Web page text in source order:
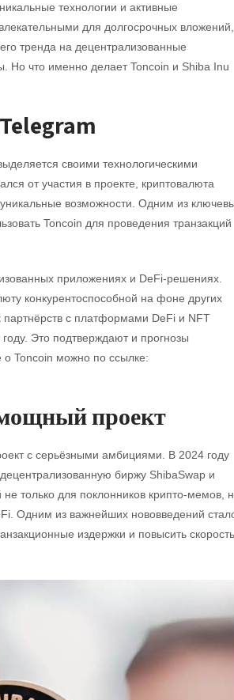
технологии и активные
для долгосрочных вложений,
тренда на децентрализованные
Но что именно делает Toncoin и Shiba Inu
своими технологическими
от участия в проекте, криптовалюта
возможности. Одним из
Toncoin для проведения транзакций
приложениях и DeFi-решениях.
конкурентоспособной на фоне других
с платформами DeFi и NFT
Это подтверждают и прогнозы
о Toncoin можно по ссылке:
проект
с серьёзными амбициями. В 2024 году
биржу ShibaSwap и
только для поклонников крипто-мемов,
Одним из важнейших нововведений
издержки и повысить скорость